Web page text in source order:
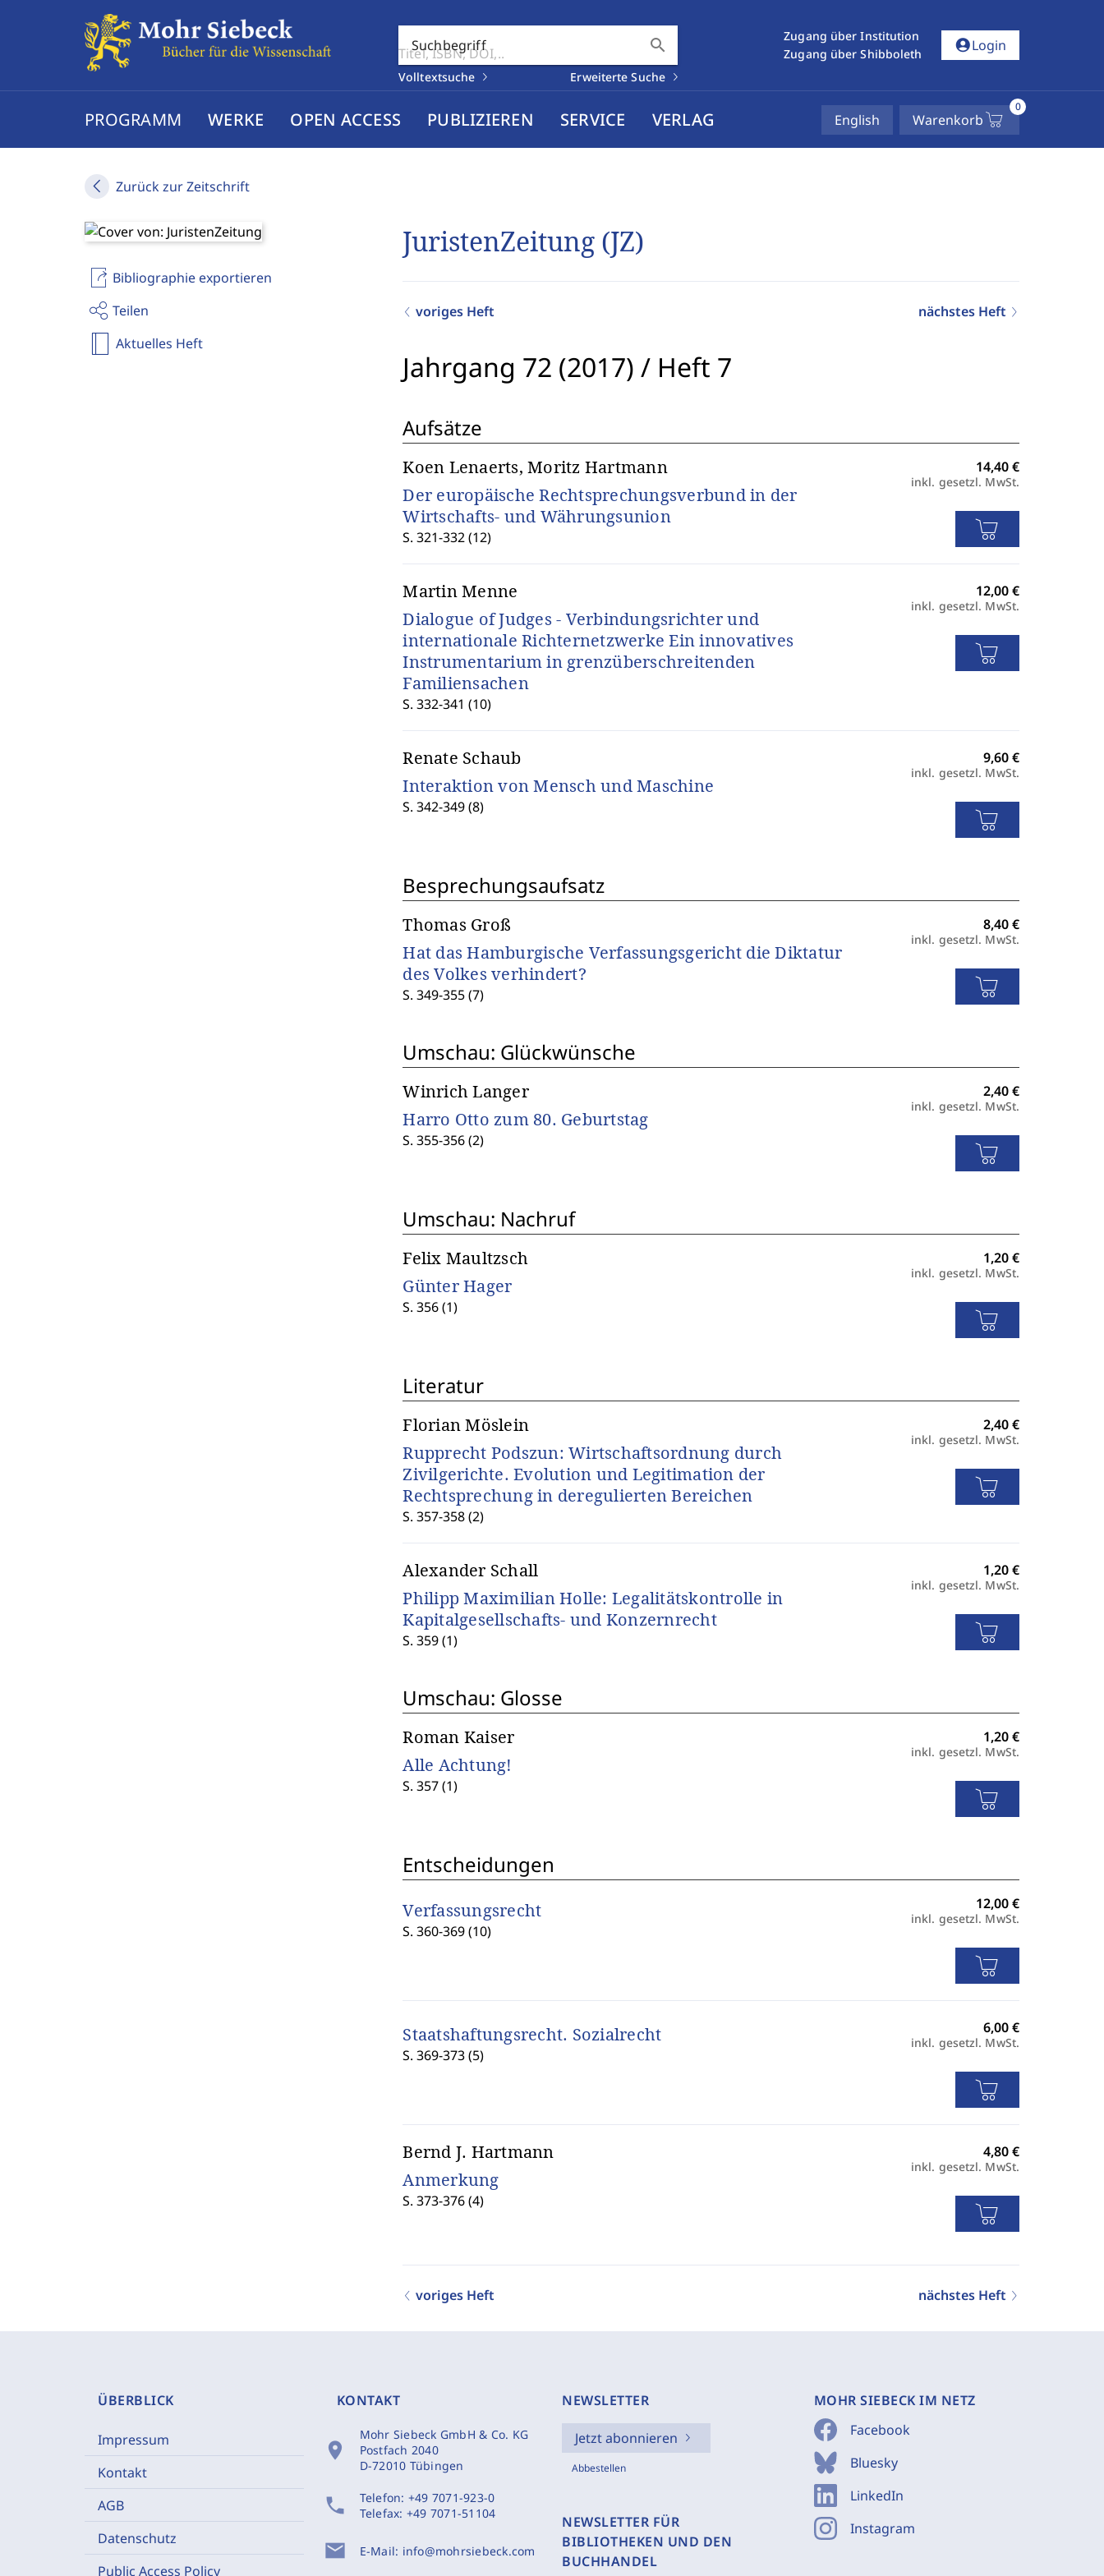
Suchbegriff search
Volltextsuche Erweiterte Suche
Zugang über Institution
Zugang über Shibboleth
account_circleLogin
PROGRAMM WERKE OPEN ACCESS PUBLIZIEREN SERVICE VERLAG English Warenkorb
0
Zurück zur Zeitschrift
Bibliographie exportieren
Teilen
Aktuelles Heft
JuristenZeitung (JZ)
voriges Heft nächstes Heft
Jahrgang 72 (2017) / Heft 7
Aufsätze
Koen Lenaerts, Moritz Hartmann
Der europäische Rechtsprechungsverbund in der
Wirtschafts- und Währungsunion
S. 321-332 (12)
inkl. gesetzl. MwSt.
Martin Menne
Dialogue of Judges - Verbindungsrichter und
internationale Richternetzwerke Ein innovatives
Instrumentarium in grenzüberschreitenden
Familiensachen
S. 332-341 (10)
inkl. gesetzl. MwSt.
Renate Schaub
Interaktion von Mensch und Maschine
S. 342-349 (8)
inkl. gesetzl. MwSt.
Besprechungsaufsatz
Thomas Groß
Hat das Hamburgische Verfassungsgericht die Diktatur
des Volkes verhindert?
S. 349-355 (7)
inkl. gesetzl. MwSt.
Umschau: Glückwünsche
Winrich Langer
Harro Otto zum 80. Geburtstag
S. 355-356 (2)
inkl. gesetzl. MwSt.
Umschau: Nachruf
Felix Maultzsch
Günter Hager
S. 356 (1)
inkl. gesetzl. MwSt.
Literatur
Florian Möslein
Rupprecht Podszun: Wirtschaftsordnung durch
Zivilgerichte. Evolution und Legitimation der
Rechtsprechung in deregulierten Bereichen
S. 357-358 (2)
inkl. gesetzl. MwSt.
Alexander Schall
Philipp Maximilian Holle: Legalitätskontrolle in
Kapitalgesellschafts- und Konzernrecht
S. 359 (1)
inkl. gesetzl. MwSt.
Umschau: Glosse
Roman Kaiser
Alle Achtung!
S. 357 (1)
inkl. gesetzl. MwSt.
Entscheidungen
Verfassungsrecht
S. 360-369 (10)
inkl. gesetzl. MwSt.
Staatshaftungsrecht. Sozialrecht
S. 369-373 (5)
inkl. gesetzl. MwSt.
Bernd J. Hartmann
Anmerkung
S. 373-376 (4)
inkl. gesetzl. MwSt.
voriges Heft nächstes Heft
ÜBERBLICK
Impressum
Kontakt
AGB
Datenschutz
Public Access Policy
KONTAKT
location_on
Mohr Siebeck GmbH & Co. KG
Postfach 2040
D-72010 Tübingen
phone Telefon: +49 7071-923-0
Telefax: +49 7071-51104
mail E-Mail: info@mohrsiebeck.com
NEWSLETTER
Jetzt abonnieren
Abbestellen
NEWSLETTER FÜR
BIBLIOTHEKEN UND DEN
BUCHHANDEL
MOHR SIEBECK IM NETZ
Facebook
Bluesky
LinkedIn
Instagram